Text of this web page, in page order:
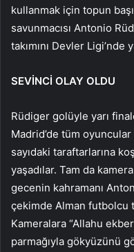
kullanmak için topun
savunmacısı Antonio
takımını Devler Ligi’nde
SEVİNCİ OLAY OLDU
Rüdiger golüyle yarı
Madrid’de tüm
sayıdaki taraftarlarına
yaşadılar. Tam da
gecenin kahramanı
çekimde Alman futbolcu
Kameralara “Allahu
parmağıyla gökyüzünü